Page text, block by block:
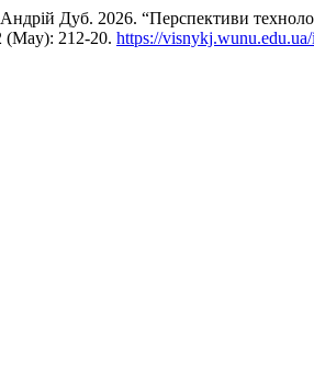
Дуб. 2026. “Перспективи
(May): 212-20. https://